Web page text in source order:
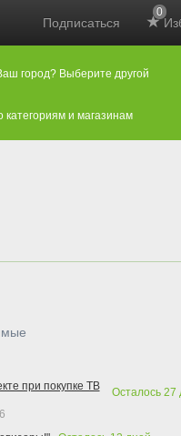
Подписаться
0
город? Выберите другой
категориям и магазинам
при покупке ТВ
Осталось 27